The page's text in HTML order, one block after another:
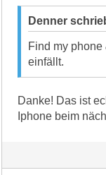
Denner
Find my
einfällt.
Danke! Das ist
Iphone beim